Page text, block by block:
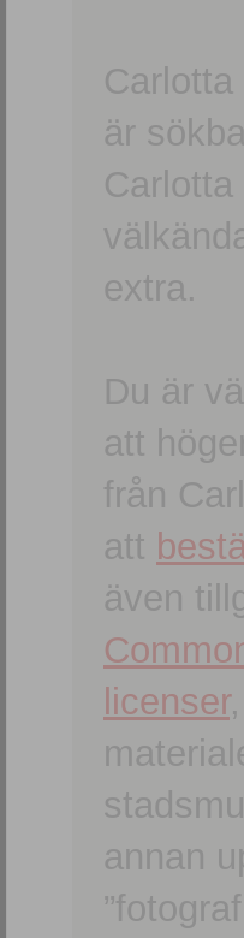
är
extra.
Du är
att
från
att
även
licenser
annan